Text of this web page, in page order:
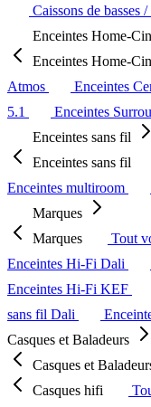
Caissons de basses
Enceintes Home-
Enceintes Home-
Atmos
Enceintes
5.1
Enceintes
Enceintes sans fil
Enceintes sans fil
Enceintes multiroom
Marques
Marques
Tout
Enceintes Hi-Fi Dali
Enceintes Hi-Fi KEF
sans fil Dali
Casques et Baladeurs
Casques et
Casques hifi